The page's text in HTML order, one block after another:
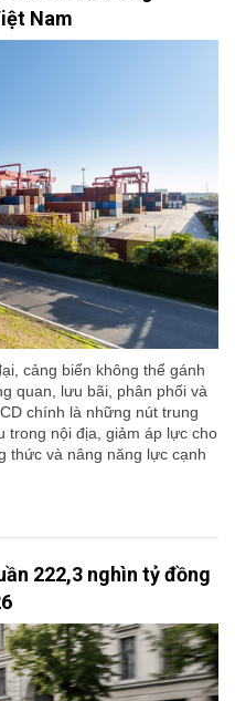
Nam
cảng biển không thể gánh
quan, lưu bãi, phân phối và
chính là những nút trung
trong nội địa, giảm áp lực cho
thức và nâng năng lực cạnh
222,3 nghìn tỷ đồng